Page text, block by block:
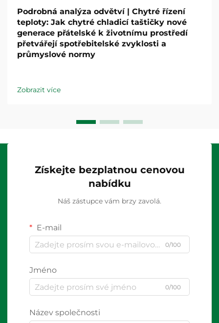
Podrobná analýza odvětví | Chytré řízení
teploty: Jak chytré chladicí taštičky nové
generace přátelské k životnímu prostředí
přetvářejí spotřebitelské zvyklosti a
průmyslové normy
Zobrazit více
Získejte bezplatnou cenovou
nabídku
Náš zástupce vám brzy zavolá.
E-mail
0/100
Jméno
0/100
Název společnosti